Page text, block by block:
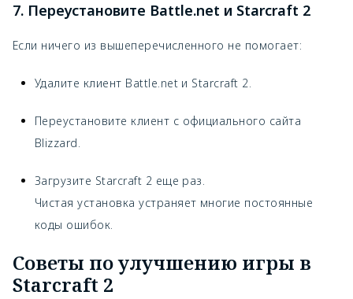
7. Переустановите Battle.net и Starcraft 2
Если ничего из вышеперечисленного не помогает:
Удалите клиент Battle.net и Starcraft 2.
Переустановите клиент с официального сайта
Blizzard.
Загрузите Starcraft 2 еще раз.
Чистая установка устраняет многие постоянные
коды ошибок.
Советы по улучшению игры в
Starcraft 2